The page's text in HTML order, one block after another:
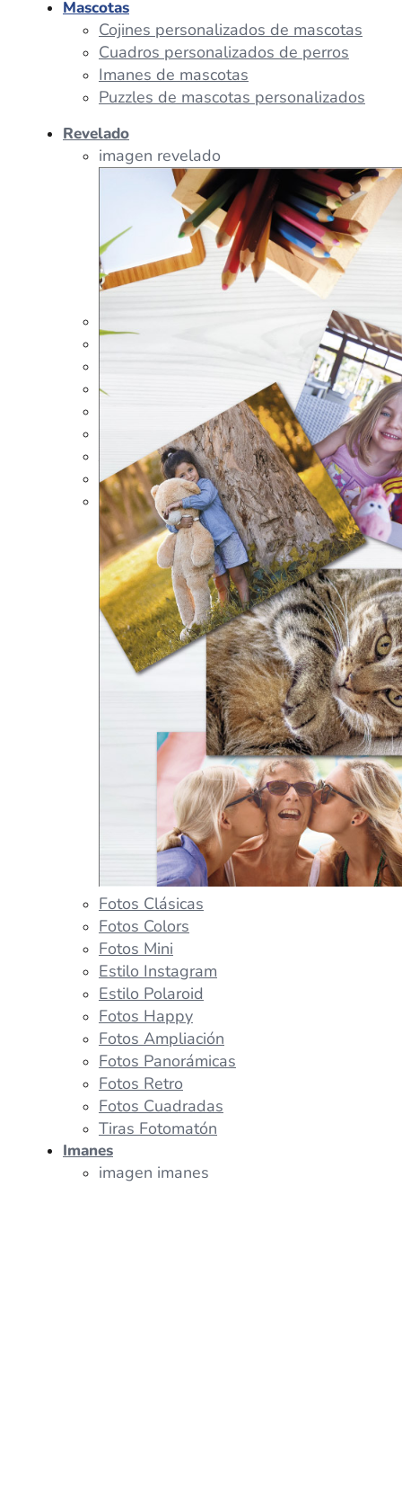
Tazas Personalizadas
Peluches Personalizados
Portalápices Personalizados
Puzles Personalizados
Juegos de Mesa
Alfombrillas Personalizadas
Lámparas LED
Mascotas
Cojines personalizados de mascotas
Cuadros personalizados de perros
Imanes de mascotas
Puzzles de mascotas personalizados
Revelado
imagen revelado
Fotos Clásicas
Fotos Colors
Fotos Mini
Estilo Instagram
Estilo Polaroid
Fotos Happy
Fotos Ampliación
Fotos Panorámicas
Fotos Retro
Fotos Cuadradas
Tiras Fotomatón
Imanes
imagen imanes